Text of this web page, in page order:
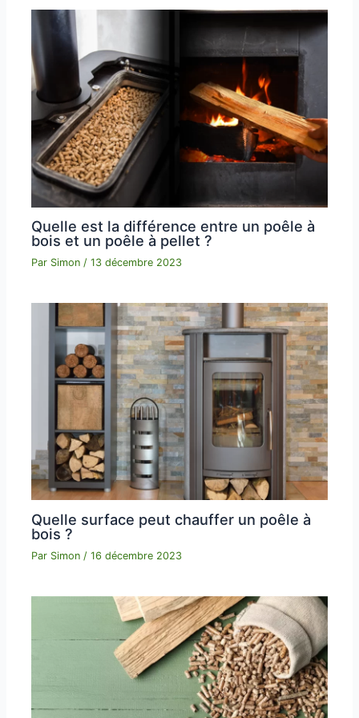
Quelle est la différence entre un poêle à
bois et un poêle à pellet ?
Par Simon/13 décembre 2023
Quelle surface peut chauffer un poêle à
bois ?
Par Simon/16 décembre 2023